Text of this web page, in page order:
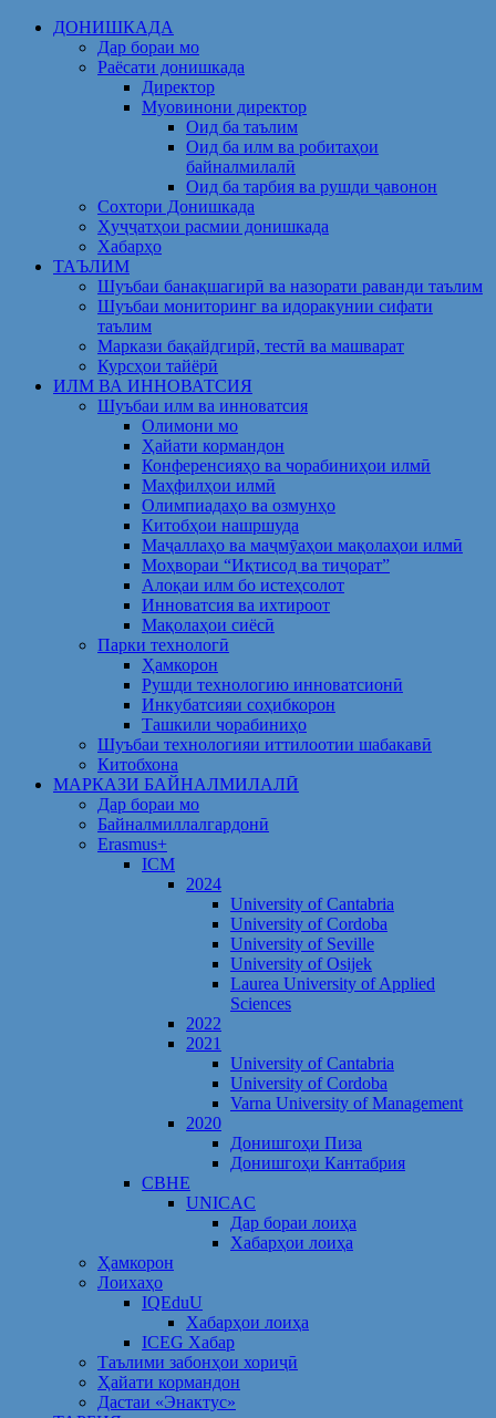
Skip
ДОНИШКАДА
Дар бораи мо
Раёсати донишкада
Директор
Муовинони директор
Оид ба таълим
Оид ба илм ва робитаҳои
байналмилалӣ
Оид ба тарбия ва рушди ҷавонон
Сохтори Донишкада
Ҳуҷҷатҳои расмии донишкада
Хабарҳо
ТАЪЛИМ
Шуъбаи банақшагирӣ ва назорати раванди таълим
Шуъбаи мониторинг ва идоракунии сифати
таълим
Маркази бақайдгирӣ, тестӣ ва машварат
Курсҳои тайёрӣ
ИЛМ ВА ИННОВАТСИЯ
Шуъбаи илм ва инноватсия
Олимони мо
Ҳайати кормандон
Конференсияҳо ва чорабиниҳои илмӣ
Маҳфилҳои илмӣ
Олимпиадаҳо ва озмунҳо
Китобҳои нашршуда
Маҷаллаҳо ва маҷмӯаҳои мақолаҳои илмӣ
Моҳвораи “Иқтисод ва тиҷорат”
Алоқаи илм бо истеҳсолот
Инноватсия ва ихтироот
Мақолаҳои сиёсӣ
Парки технологӣ
Ҳамкорон
Рушди технологию инноватсионӣ
Инкубатсияи соҳибкорон
Ташкили чорабиниҳо
Шуъбаи технологияи иттилоотии шабакавӣ
Китобхона
МАРКАЗИ БАЙНАЛМИЛАЛӢ
Дар бораи мо
Байналмиллалгардонӣ
Erasmus+
ICM
2024
University of Cantabria
University of Cordoba
University of Seville
University of Osijek
Laurea University of Applied
Sciences
2022
2021
University of Cantabria
University of Cordoba
Varna University of Management
2020
Донишгоҳи Пиза
Донишгоҳи Кантабрия
CBHE
UNICAC
Дар бораи лоиҳа
Хабарҳои лоиҳа
Ҳамкорон
Лоихаҳо
IQEduU
Хабарҳои лоиҳа
ICEG Хабар
Таълими забонҳои хориҷӣ
Ҳайати кормандон
Дастаи «Энактус»